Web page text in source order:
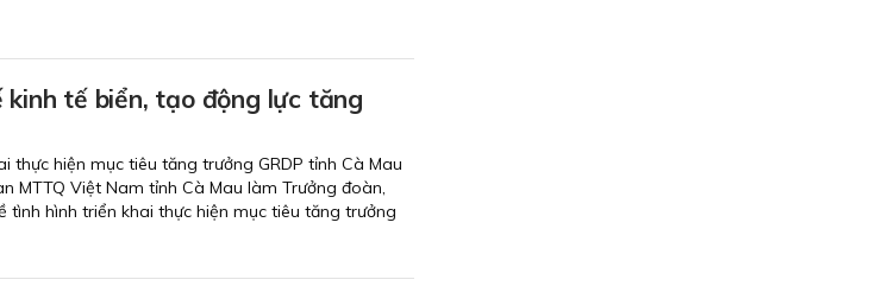
tế biển, tạo động lực tăng
hiện mục tiêu tăng trưởng GRDP tỉnh Cà Mau
MTTQ Việt Nam tỉnh Cà Mau làm Trưởng đoàn,
hình triển khai thực hiện mục tiêu tăng trưởng